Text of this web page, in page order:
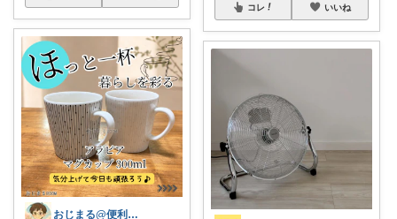
おじまる@便利雑貨🧼ファション👚
コレ いいね